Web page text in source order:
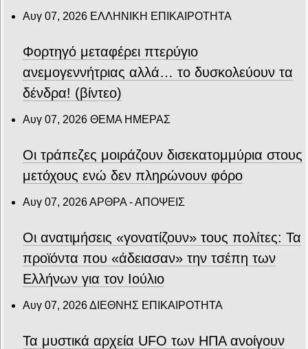
Αυγ 07, 2026 ΕΛΛΗΝΙΚΗ ΕΠΙΚΑΙΡΟΤΗΤΑ
Φορτηγό μεταφέρει πτερύγιο
ανεμογεννήτριας αλλά… το δυσκολεύουν τα
δένδρα! (βίντεο)
Αυγ 07, 2026 ΘΕΜΑ ΗΜΕΡΑΣ
Οι τράπεζες μοιράζουν δισεκατομμύρια στους
μετόχους ενώ δεν πληρώνουν φόρο
Αυγ 07, 2026ΑΡΘΡΑ - ΑΠΟΨΕΙΣ
Οι ανατιμήσεις «γονατίζουν» τους πολίτες: Τα
προϊόντα που «άδειασαν» την τσέπη των
Ελλήνων για τον Ιούλιο
Αυγ 07, 2026ΔΙΕΘΝΗΣ ΕΠΙΚΑΙΡΟΤΗΤΑ
Τα μυστικά αρχεία UFO των ΗΠΑ ανοίγουν